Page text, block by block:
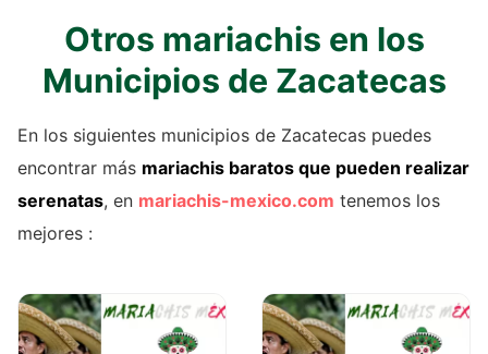
Otros mariachis en los
Municipios de Zacatecas
En los siguientes municipios de Zacatecas puedes
encontrar más mariachis baratos que pueden realizar
serenatas, en mariachis-mexico.com tenemos los
mejores :